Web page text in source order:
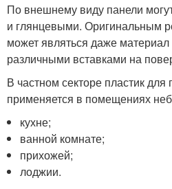
По внешнему виду панели
и глянцевыми. Оригинальным
может являться даже
различными вставками на
В частном секторе пластик
применяется в помещениях
кухне;
ванной комнате;
прихожей;
лоджии.